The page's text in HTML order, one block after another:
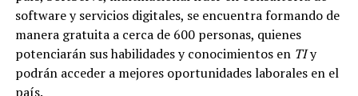
software y servicios digitales, se encuentra formando de
manera gratuita a cerca de 600 personas, quienes
potenciarán sus habilidades y conocimientos en TIy
podrán acceder a mejores oportunidades laborales en el
país.